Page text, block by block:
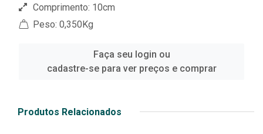
Comprimento: 10cm
Peso: 0,350Kg
Faça seu login ou
cadastre-se para ver preços e comprar
Produtos Relacionados